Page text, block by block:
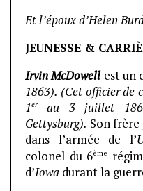
Et l’époux d’Helen
JEUNESSE &
Irvin McDowellest un
1863). (Cet officier de
1erau 3 juillet
Gettysburg). Son frère
dans l’armée de l’
colonel du 6ème
d’Iowa durant la